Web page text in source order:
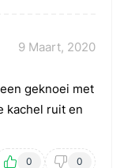
9 Maart, 2020
geknoei met
kachel ruit en
0 0